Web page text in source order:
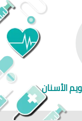
الأسنان